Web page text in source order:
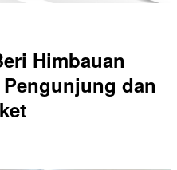
Himbauan
dan